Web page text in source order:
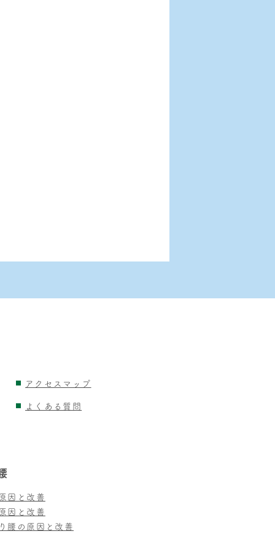
アクセスマップ
よくある質問
因と改善
因と改善
腰の原因と改善